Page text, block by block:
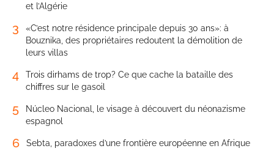
et l’Algérie
3
«C’est notre résidence principale depuis 30 ans»: à
Bouznika, des propriétaires redoutent la démolition de
leurs villas
4
Trois dirhams de trop? Ce que cache la bataille des
chiffres sur le gasoil
5
Núcleo Nacional, le visage à découvert du néonazisme
espagnol
6 Sebta, paradoxes d’une frontière européenne en Afrique